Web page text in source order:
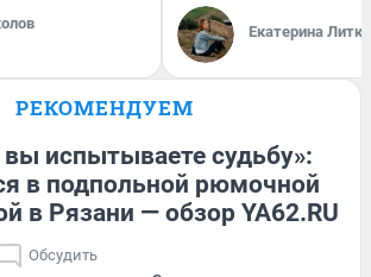
Екатерина
РЕКОМЕНДУЕМ
испытываете судьбу»:
в подпольной рюмочной
в Рязани — обзор YA62.RU
Обсудить